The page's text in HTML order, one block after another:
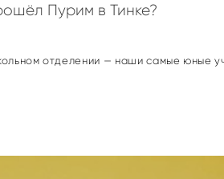
Пурим в Тинке?
отделении — наши самые юные